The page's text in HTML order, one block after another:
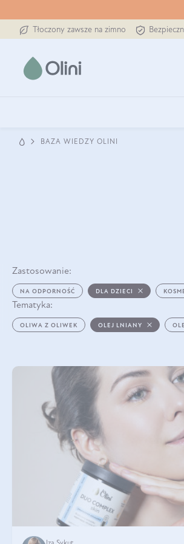
Tłoczony zawsze na zimno
BAZA WIEDZY OLINI
Zastosowanie:
NA ODPORNOŚĆ DLA DZIECI
Tematyka:
OLIWA Z OLIWEK OLEJ LNIANY